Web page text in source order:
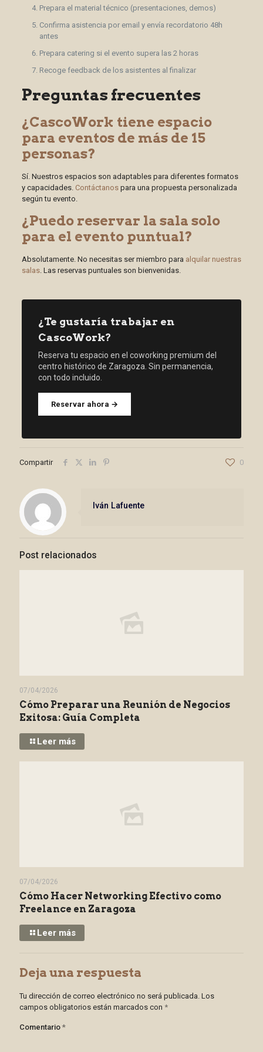
Prepara el material técnico (presentaciones, demos)
Confirma asistencia por email y envía recordatorio 48h
antes
Prepara catering si el evento supera las 2 horas
Recoge feedback de los asistentes al finalizar
Preguntas frecuentes
¿CascoWork tiene espacio
para eventos de más de 15
personas?
Sí. Nuestros espacios son adaptables para diferentes formatos
y capacidades. Contáctanospara una propuesta personalizada
según tu evento.
¿Puedo reservar la sala solo
para el evento puntual?
Absolutamente. No necesitas ser miembro para alquilar nuestras
salas. Las reservas puntuales son bienvenidas.
¿Te gustaría trabajar en
CascoWork?
Reserva tu espacio en el coworking premium del
centro histórico de Zaragoza. Sin permanencia,
con todo incluido.
Reservar ahora →
Compartir 0
Iván Lafuente
Post relacionados
07/04/2026
Cómo Preparar una Reunión de Negocios
Exitosa: Guía Completa
Leer más
07/04/2026
Cómo Hacer Networking Efectivo como
Freelance en Zaragoza
Leer más
Deja una respuesta
Tu dirección de correo electrónico no será publicada. Los
campos obligatorios están marcados con *
Comentario *